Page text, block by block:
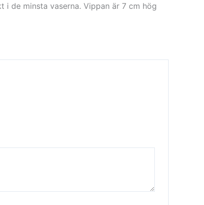
de minsta vaserna. Vippan är 7 cm hög